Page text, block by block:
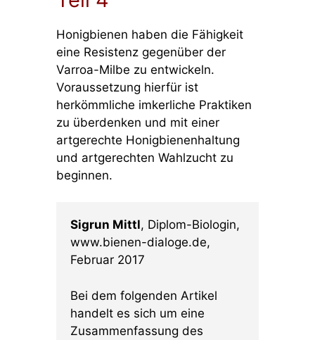
Honigbienen haben die Fähigkeit
eine Resistenz gegenüber der
Varroa-Milbe zu entwickeln.
Voraussetzung hierfür ist
herkömmliche imkerliche Praktiken
zu überdenken und mit einer
artgerechte Honigbienenhaltung
und artgerechten Wahlzucht zu
beginnen.
Sigrun Mittl, Diplom-Biologin,
www.bienen-dialoge.de,
Februar 2017
Bei dem folgenden Artikel
handelt es sich um eine
Zusammenfassung des